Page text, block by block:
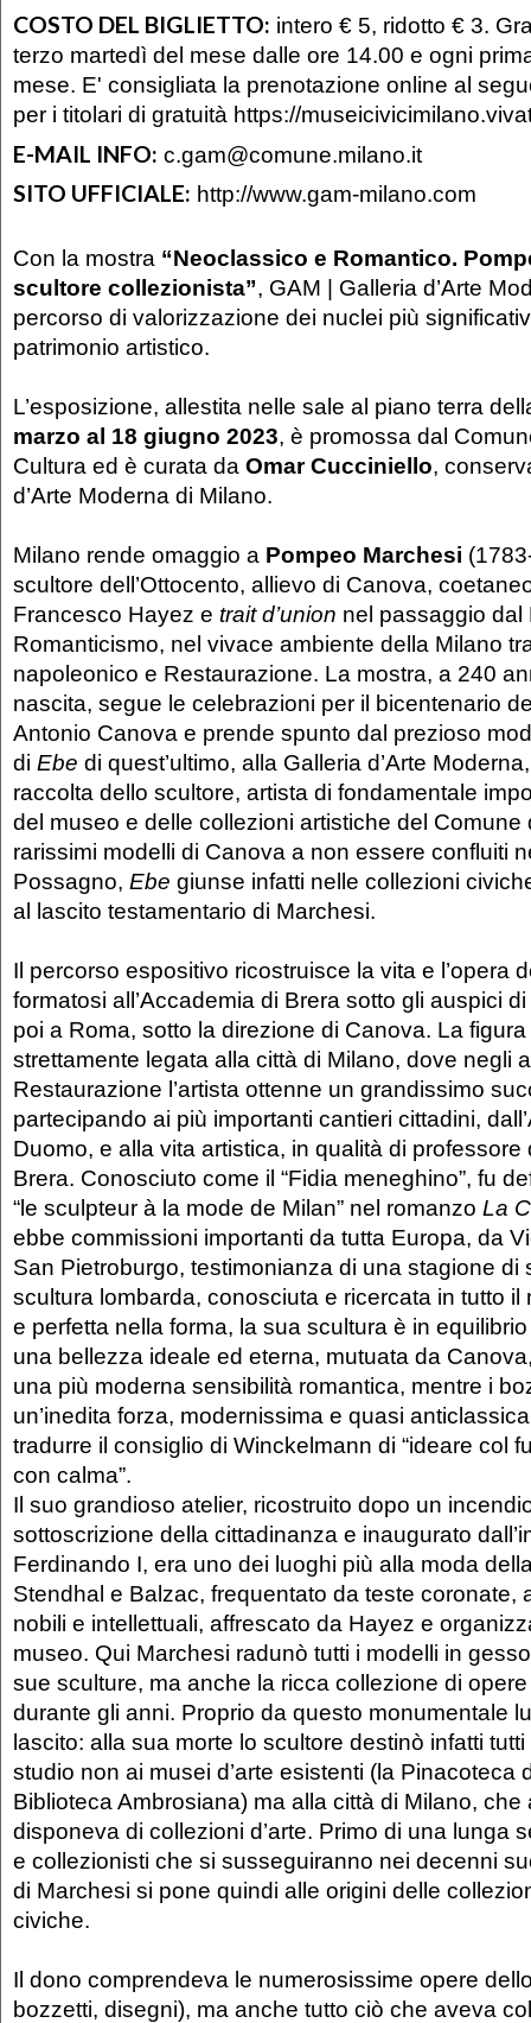
COSTO DEL BIGLIETTO: intero € 5, ridotto € 3.
terzo martedì del mese dalle ore 14.00 e ogni
mese. E' consigliata la prenotazione online al
per i titolari di gratuità https://
E-MAIL INFO: c.gam@comune.milano.it
SITO UFFICIALE: http://www.gam-milano.com
Con la mostra “Neoclassico e Romantico.
scultore collezionista”, GAM | Galleria d’Arte
percorso di valorizzazione dei nuclei più
patrimonio artistico.
L’esposizione, allestita nelle sale al piano terra
marzo al 18 giugno 2023, è promossa dal
Cultura ed è curata da Omar Cucciniello,
d’Arte Moderna di Milano.
Milano rende omaggio a Pompeo Marchesi
scultore dell’Ottocento, allievo di Canova,
Francesco Hayez e trait d’union nel passaggio
Romanticismo, nel vivace ambiente della Milano
napoleonico e Restaurazione. La mostra, a 240
nascita, segue le celebrazioni per il bicentenario
Antonio Canova e prende spunto dal prezioso
di Ebe di quest’ultimo, alla Galleria d’Arte
raccolta dello scultore, artista di fondamentale
del museo e delle collezioni artistiche del
rarissimi modelli di Canova a non essere confluiti
Possagno, Ebe giunse infatti nelle collezioni
al lascito testamentario di Marchesi.
Il percorso espositivo ricostruisce la vita e l’opera
formatosi all’Accademia di Brera sotto gli auspici
poi a Roma, sotto la direzione di Canova. La
strettamente legata alla città di Milano, dove negli
Restaurazione l’artista ottenne un grandissimo
partecipando ai più importanti cantieri cittadini,
Duomo, e alla vita artistica, in qualità di professore
Brera. Conosciuto come il “Fidia meneghino”, fu
“le sculpteur à la mode de Milan” nel romanzo La
ebbe commissioni importanti da tutta Europa, da
San Pietroburgo, testimonianza di una stagione di
scultura lombarda, conosciuta e ricercata in tutto il
e perfetta nella forma, la sua scultura è in
una bellezza ideale ed eterna, mutuata da
una più moderna sensibilità romantica, mentre i
un’inedita forza, modernissima e quasi
tradurre il consiglio di Winckelmann di “ideare col
con calma”.
Il suo grandioso atelier, ricostruito dopo un
sottoscrizione della cittadinanza e inaugurato
Ferdinando I, era uno dei luoghi più alla moda
Stendhal e Balzac, frequentato da teste coronate,
nobili e intellettuali, affrescato da Hayez e
museo. Qui Marchesi radunò tutti i modelli in
sue sculture, ma anche la ricca collezione di opere
durante gli anni. Proprio da questo monumentale
lascito: alla sua morte lo scultore destinò infatti
studio non ai musei d’arte esistenti (la Pinacoteca
Biblioteca Ambrosiana) ma alla città di Milano, che
disponeva di collezioni d’arte. Primo di una lunga
e collezionisti che si susseguiranno nei decenni
di Marchesi si pone quindi alle origini delle
civiche.
Il dono comprendeva le numerosissime opere
bozzetti, disegni), ma anche tutto ciò che aveva